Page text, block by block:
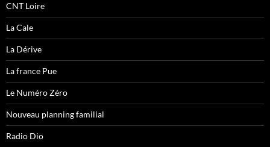
CNT Loire
La Cale
La Dérive
La france Pue
Le Numéro Zéro
Nouveau planning familial
Radio Dio